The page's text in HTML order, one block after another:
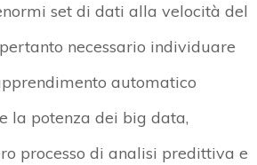
set di dati alla velocità del
necessario individuare
automatico
la potenza dei big data,
processo di analisi predittiva e